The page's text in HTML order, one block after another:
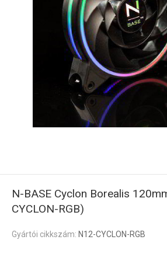
N-BASE Cyclon Borealis
CYCLON-RGB)
Gyártói cikkszám: N12-CYCLON-RGB